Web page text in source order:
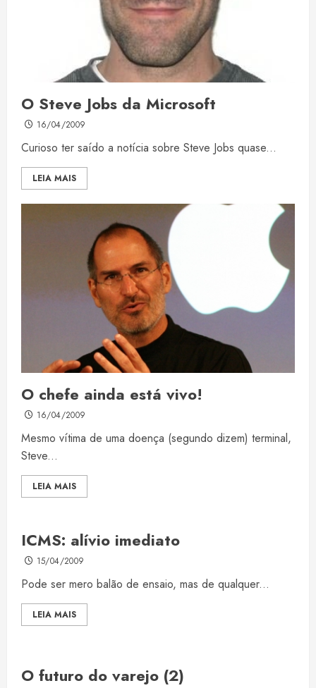
O Steve Jobs da Microsoft
16/04/2009
Curioso ter saído a notícia sobre Steve Jobs quase...
LEIA MAIS
O chefe ainda está vivo!
16/04/2009
Mesmo vítima de uma doença (segundo dizem) terminal,
Steve...
LEIA MAIS
ICMS: alívio imediato
15/04/2009
Pode ser mero balão de ensaio, mas de qualquer...
LEIA MAIS
O futuro do varejo (2)